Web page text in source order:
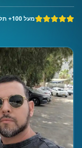
מעל 100+ תלמידים מרוצים